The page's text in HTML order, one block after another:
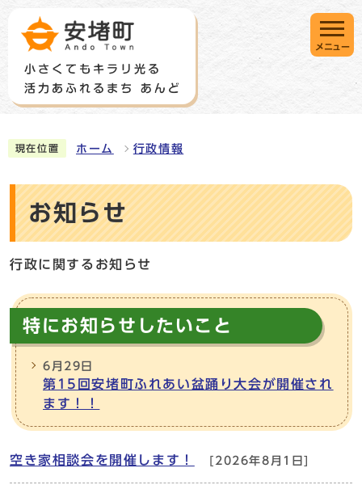
メニュー
現在位置 ホーム 行政情報
お知らせ
行政に関するお知らせ
特にお知らせしたいこと
6月29日
第15回安堵町ふれあい盆踊り大会が開催され
ます！！
空き家相談会を開催します！ [2026年8月1日]